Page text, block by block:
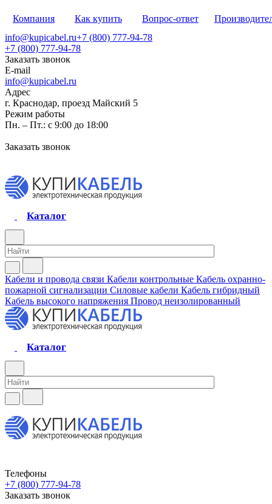
Компания Как купить Вопрос-ответ
info@kupicabel.ru+7 (800) 777-94-78
+7 (800) 777-94-78
Заказать звонок
E-mail
info@kupicabel.ru
Адрес
г. Краснодар, проезд Майский 5
Режим работы
Пн. – Пт.: с 9:00 до 18:00
Заказать звонок
Каталог
Кабели и провода связи Кабели контрольные Кабель охранно-
пожарной сигнализации Силовые кабели Кабель гибридный
Кабель высокого напряжения Провод неизолированный
Каталог
Телефоны
+7 (800) 777-94-78
Заказать звонок